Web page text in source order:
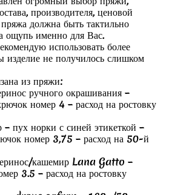
производителя, ценовой
должна быть тактильно
ощупь именно для Вас.
использовать более
изделие не получилось слишком
из пряжи:
ручного окрашивания –
номер 4 – расход на ростовку
пух норки с синей этикеткой –
номер 3,75 – расход на 50-й
кашемир Lana Gatto –
3.5 – расход на ростовку